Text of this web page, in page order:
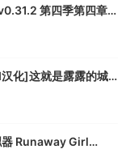
，收费自然也就越
点得无比华丽，也
第四季第四章]
化]这就是露露的城
Runaway Girl